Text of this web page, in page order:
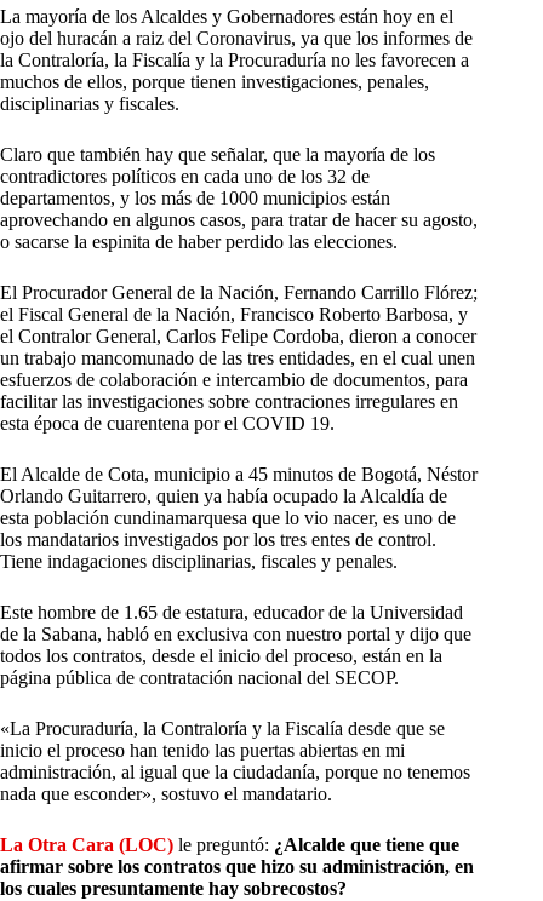
La mayoría de los Alcaldes y Gobernadores están hoy en el
ojo del huracán a raiz del Coronavirus, ya que los informes de
la Contraloría, la Fiscalía y la Procuraduría no les favorecen a
muchos de ellos, porque tienen investigaciones, penales,
disciplinarias y fiscales.
Claro que también hay que señalar, que la mayoría de los
contradictores políticos en cada uno de los 32 de
departamentos, y los más de 1000 municipios están
aprovechando en algunos casos, para tratar de hacer su agosto,
o sacarse la espinita de haber perdido las elecciones.
El Procurador General de la Nación, Fernando Carrillo Flórez;
el Fiscal General de la Nación, Francisco Roberto Barbosa, y
el Contralor General, Carlos Felipe Cordoba, dieron a conocer
un trabajo mancomunado de las tres entidades, en el cual unen
esfuerzos de colaboración e intercambio de documentos, para
facilitar las investigaciones sobre contraciones irregulares en
esta época de cuarentena por el COVID 19.
El Alcalde de Cota, municipio a 45 minutos de Bogotá, Néstor
Orlando Guitarrero, quien ya había ocupado la Alcaldía de
esta población cundinamarquesa que lo vio nacer, es uno de
los mandatarios investigados por los tres entes de control.
Tiene indagaciones disciplinarias, fiscales y penales.
Este hombre de 1.65 de estatura, educador de la Universidad
de la Sabana, habló en exclusiva con nuestro portal y dijo que
todos los contratos, desde el inicio del proceso, están en la
página pública de contratación nacional del SECOP.
«La Procuraduría, la Contraloría y la Fiscalía desde que se
inicio el proceso han tenido las puertas abiertas en mi
administración, al igual que la ciudadanía, porque no tenemos
nada que esconder», sostuvo el mandatario.
La Otra Cara (LOC) le preguntó: ¿Alcalde que tiene que
afirmar sobre los contratos que hizo su administración, en
los cuales presuntamente hay sobrecostos?